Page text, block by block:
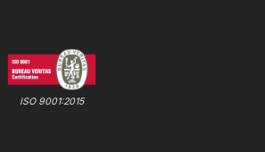
ISO 9001:2015